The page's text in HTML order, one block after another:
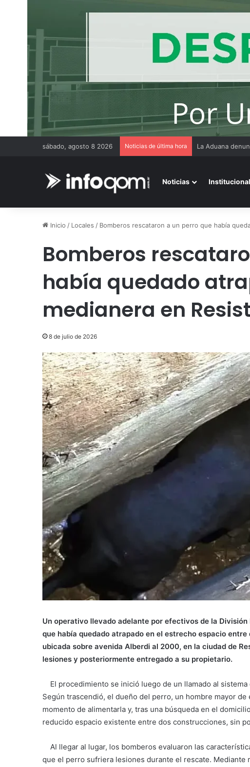
sábado, agosto 8 2026 Noticias de última hora Thiago Medina
Noticias
Inicio / Locales / Bomberos rescataron a un perro que había
Bomberos
había quedado
medianera en
8 de julio de 2026
Un operativo llevado adelante por efectivos de la
que había quedado atrapado en el estrecho espacio
ubicada sobre avenida Alberdi al 2000, en la ciudad de
lesiones y posteriormente entregado a su propietario.
El procedimiento se inició luego de un llamado al
Según trascendió, el dueño del perro, un hombre mayor
momento de alimentarla y, tras una búsqueda en el
reducido espacio existente entre dos construcciones, sin
Al llegar al lugar, los bomberos evaluaron las
que el perro sufriera lesiones durante el rescate. Mediante